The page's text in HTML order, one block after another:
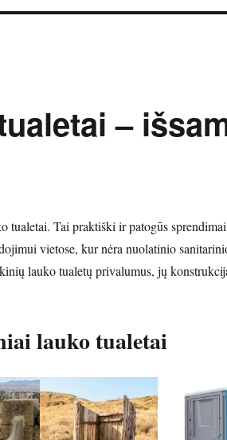
–
tualetai. Tai praktiški ir patogūs
vietose, kur nėra nuolatinio
lauko tualetų privalumus, jų
lauko tualetai